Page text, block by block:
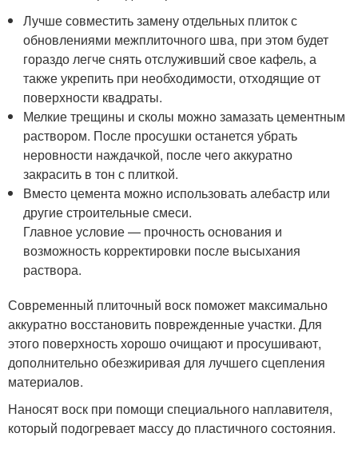
Лучше совместить замену отдельных плиток с
обновлениями межплиточного шва, при этом будет
гораздо легче снять отслуживший свое кафель, а
также укрепить при необходимости, отходящие от
поверхности квадраты.
Мелкие трещины и сколы можно замазать цементным
раствором. После просушки останется убрать
неровности наждачкой, после чего аккуратно
закрасить в тон с плиткой.
Вместо цемента можно использовать алебастр или
другие строительные смеси.
Главное условие — прочность основания и
возможность корректировки после высыхания
раствора.
Современный плиточный воск поможет максимально
аккуратно восстановить поврежденные участки. Для
этого поверхность хорошо очищают и просушивают,
дополнительно обезжиривая для лучшего сцепления
материалов.
Наносят воск при помощи специального наплавителя,
который подогревает массу до пластичного состояния.